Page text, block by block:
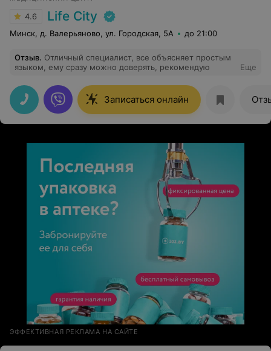
4.6 Life City
Минск, д. Валерьяново, ул. Городская, 5А до 21:00
Отзыв. Отличный специалист, все объясняет простым
языком, ему сразу можно доверять, рекомендую
Еще
Записаться онлайн
ЭФФЕКТИВНАЯ РЕКЛАМА НА САЙТЕ